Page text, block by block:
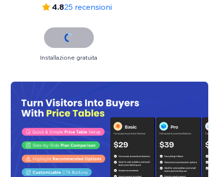
4.825 recensioni
Installazione gratuita